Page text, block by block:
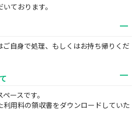
ております。
ご自身で処理、もしくはお持ち帰りくだ
ースです。
利用料の領収書をダウンロードしていた